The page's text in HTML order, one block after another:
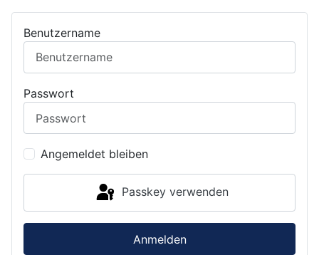
Benutzername
Passwort
Angemeldet bleiben
Passkey verwenden
Anmelden